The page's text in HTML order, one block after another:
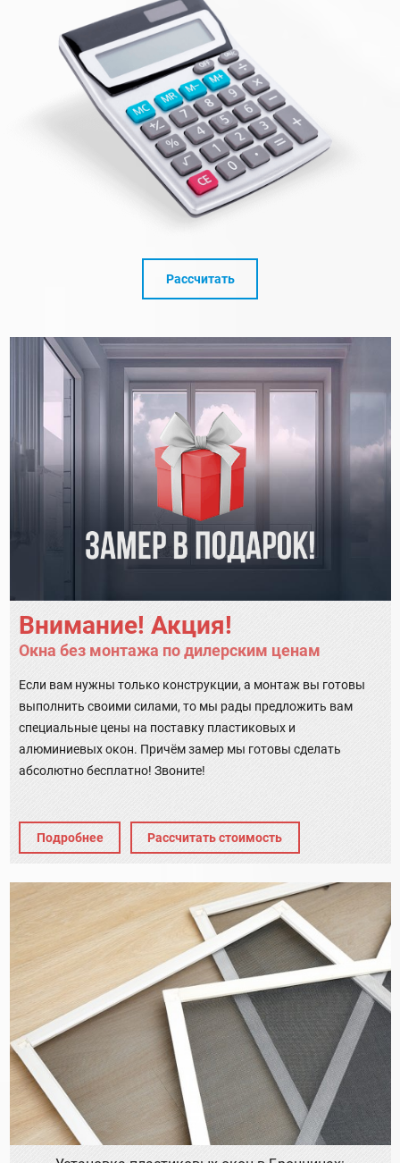
Рассчитать
Внимание! Акция!
Окна без монтажа по дилерским ценам
Если вам нужны только конструкции, а монтаж вы готовы
выполнить своими силами, то мы рады предложить вам
специальные цены на поставку пластиковых и
алюминиевых окон. Причём замер мы готовы сделать
абсолютно бесплатно! Звоните!
Подробнее Рассчитать стоимость